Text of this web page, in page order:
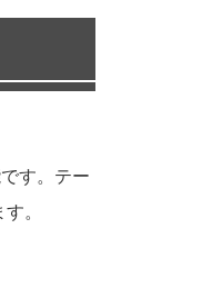
す。テー
。